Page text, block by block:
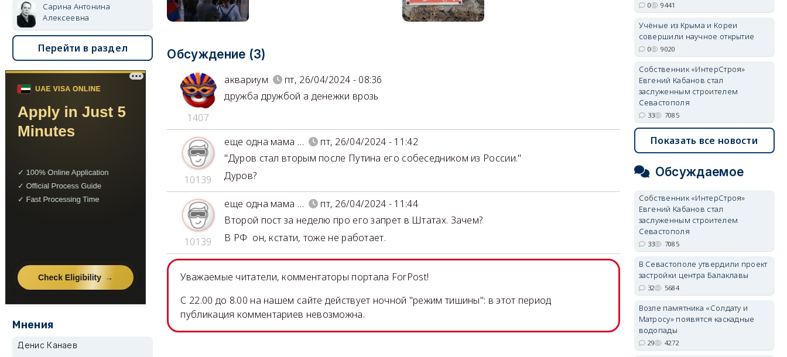
Обсуждение (3)
1407
аквариум
пт, 26/04/2024 - 08:36
дружба дружбой а денежки врозь
10139
еще одна мама …
пт, 26/04/2024 - 11:42
"Дуров стал вторым после Путина его собеседником из России."
Дуров?
10139
еще одна мама …
пт, 26/04/2024 - 11:44
Второй пост за неделю про его запрет в Штатах. Зачем?
В РФ он, кстати, тоже не работает.
Уважаемые читатели, комментаторы портала ForPost!
C 22.00 до 8.00 на нашем сайте действует ночной "режим тишины": в этот период
публикация комментариев невозможна.
Сарина Антонина
Алексеевна
Перейти в раздел
Мнения
Денис Канаев
0 9441
Учёные из Крыма и Кореи
совершили научное открытие
0 9020
Собственник «ИнтерСтроя»
Евгений Кабанов стал
заслуженным строителем
Севастополя
33 7085
Показать все новости
Обсуждаемое
Собственник «ИнтерСтроя»
Евгений Кабанов стал
заслуженным строителем
Севастополя
33 7085
В Севастополе утвердили проект
застройки центра Балаклавы
32 5684
Возле памятника «Солдату и
Матросу» появятся каскадные
водопады
29 4272